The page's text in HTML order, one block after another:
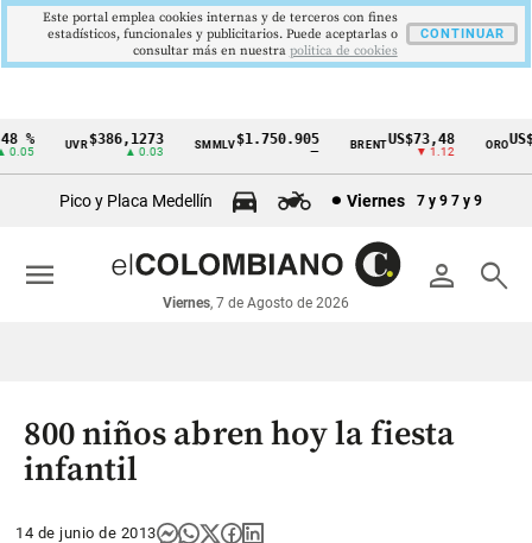
Cintillo
económicos
Colombia
% UVR$386,1273
▲ 0.03
SMMLV $1.750.905 BRENTUS$73,48
▼ 1.12
ORO
Pico y Placa Medellín Viernes 7 y 9 7 y 9
person search
Viernes, 7 de Agosto de 2026
menu
800 niños abren hoy la fiesta
infantil
14 de junio de 2013
Este portal emplea cookies internas y de terceros con fines
estadísticos, funcionales y publicitarios. Puede aceptarlas o
consultar más en nuestra politica de cookies
CONTINUAR